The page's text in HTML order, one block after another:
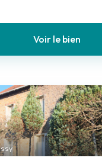
Voir le bien